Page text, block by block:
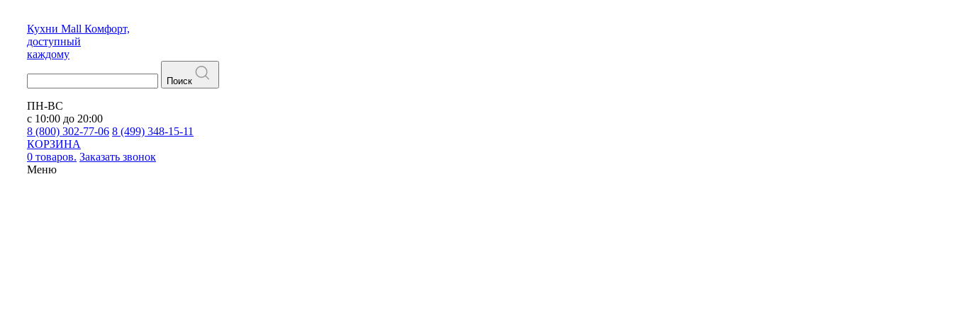
Кухни Mall Комфорт,
доступный
каждому
Поиск
ПН-ВС
с 10:00 до 20:00
8 (800) 302-77-06 8 (499) 348-15-11
КОРЗИНА
0 товаров. Заказать звонок
Меню